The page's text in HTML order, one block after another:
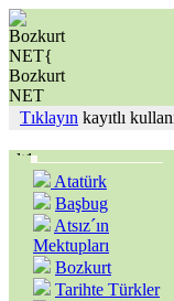
Tıklayın kayıtlı
Atatürk
Başbug
Atsız´ın
Mektupları
Bozkurt
Tarihte Türkler